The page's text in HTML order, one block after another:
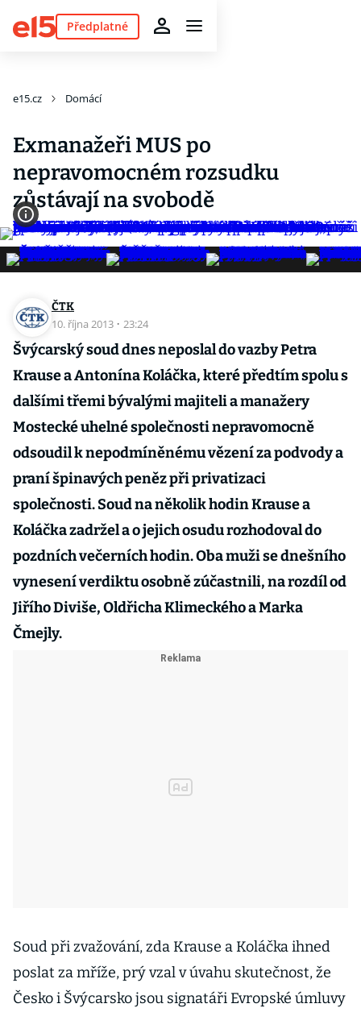
Předplatné
e15.cz Domácí
Exmanažeři MUS po
nepravomocném rozsudku
zůstávají na svobodě
ČTK
10. října 2013 · 23:24
Švýcarský soud dnes neposlal do vazby Petra
Krause a Antonína Koláčka, které předtím spolu s
dalšími třemi bývalými majiteli a manažery
Mostecké uhelné společnosti nepravomocně
odsoudil k nepodmíněnému vězení za podvody a
praní špinavých peněz při privatizaci
společnosti. Soud na několik hodin Krause a
Koláčka zadržel a o jejich osudu rozhodoval do
pozdních večerních hodin. Oba muži se dnešního
vynesení verdiktu osobně zúčastnili, na rozdíl od
Jiřího Diviše, Oldřicha Klimeckého a Marka
Čmejly.
Soud při zvažování, zda Krause a Koláčka ihned
poslat za mříže, prý vzal v úvahu skutečnost, že
Česko i Švýcarsko jsou signatáři Evropské úmluvy